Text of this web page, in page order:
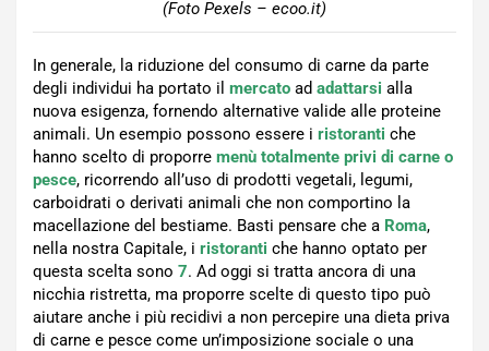
(Foto Pexels – ecoo.it)
In generale, la riduzione del consumo di carne da parte
degli individui ha portato il mercato ad adattarsi alla
nuova esigenza, fornendo alternative valide alle proteine
animali. Un esempio possono essere i ristoranti che
hanno scelto di proporre menù totalmente privi di carne o
pesce, ricorrendo all’uso di prodotti vegetali, legumi,
carboidrati o derivati animali che non comportino la
macellazione del bestiame. Basti pensare che a Roma,
nella nostra Capitale, i ristoranti che hanno optato per
questa scelta sono 7. Ad oggi si tratta ancora di una
nicchia ristretta, ma proporre scelte di questo tipo può
aiutare anche i più recidivi a non percepire una dieta priva
di carne e pesce come un’imposizione sociale o una